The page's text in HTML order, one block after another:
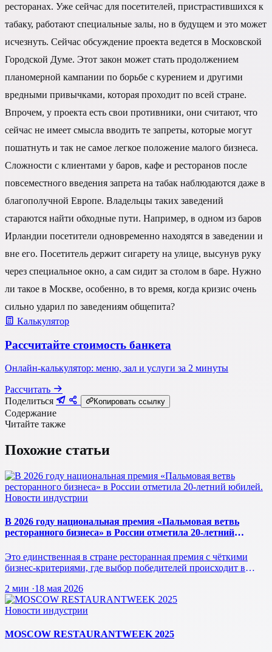
ресторанах. Уже сейчас для посетителей, пристрастившихся к
табаку, работают специальные залы, но в будущем и это может
исчезнуть. Сейчас обсуждение проекта ведется в Московской
Городской Думе. Этот закон может стать продолжением
планомерной кампании по борьбе с курением и другими
вредными привычками, которая проходит по всей стране.
Впрочем, у проекта есть свои противники, они считают, что
сейчас не имеет смысла вводить те запреты, которые могут
пошатнуть и так не самое легкое положение малого бизнеса.
Сложности с клиентами у баров, кафе и ресторанов после
повсеместного введения запрета на табак наблюдаются даже в
благополучной Европе. Владельцы таких заведений
стараются найти обходные пути. Например, в одном из баров
Ирландии посетители одновременно находятся в заведении и
вне его. Посетитель держит сигарету на улице, высунув руку
через специальное окно, а сам сидит за столом в баре. Нужно
ли такое в Москве, особенно, в то время, когда кризис очень
сильно ударил по заведениям общепита?
Калькулятор
Рассчитайте стоимость банкета
Онлайн-калькулятор: меню, зал и услуги за 2 минуты
Рассчитать
Поделиться
Копировать ссылку
Содержание
Читайте также
Похожие статьи
Новости индустрии
В 2026 году национальная премия «Пальмовая ветвь
ресторанного бизнеса» в России отметила 20-летний
Это единственная в стране ресторанная премия с чёткими
бизнес-критериями, где выбор победителей происходит в
2 мин ·18 мая 2026
Новости индустрии
MOSCOW RESTAURANTWEEK 2025